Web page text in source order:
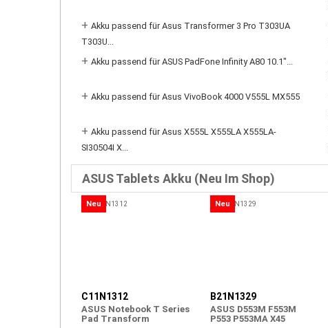
+ Akku passend für Asus Transformer 3 Pro T303UA
T303U...
+ Akku passend für ASUS PadFone Infinity A80 10.1"...
+ Akku passend für Asus VivoBook 4000 V555L MX555
+ Akku passend für Asus X555L X555LA X555LA-
SI30504I X...
ASUS Tablets Akku (Neu Im Shop)
Neu
C11N1312
ASUS Notebook T Series
Pad Transform
Neu
B21N1329
ASUS D553M F553M
P553 P553MA X45